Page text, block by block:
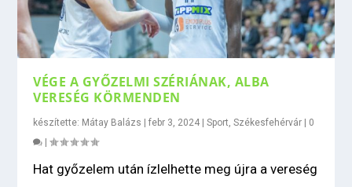
VÉGE A GYŐZELMI SZÉRIÁNAK, ALBA
VERESÉG KÖRMENDEN
készítette: Mátay Balázs |febr 3, 2024 |Sport,Székesfehérvár
0
|
Hat győzelem után ízlelhette meg újra a vereség